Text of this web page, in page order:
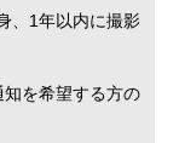
、1年以内に撮影
を希望する方の